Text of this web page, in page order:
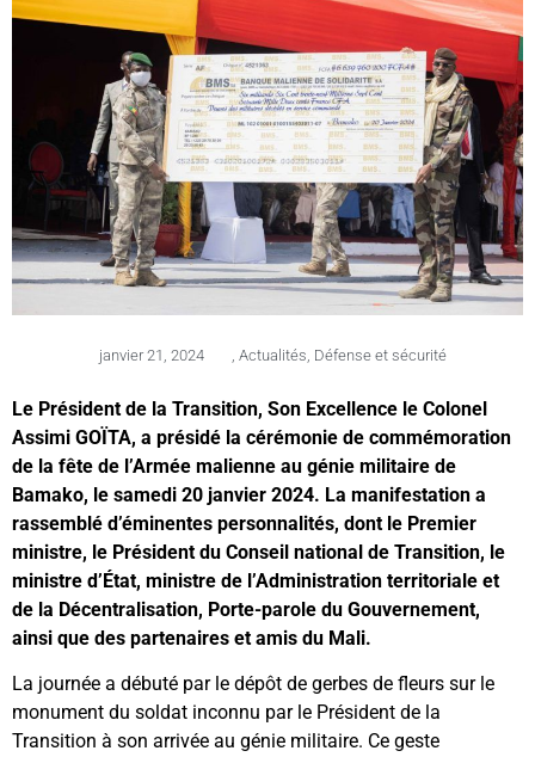
janvier 21, 2024 Actualités Défense et sécurité
Le Président de la Transition, Son Excellence le Colonel
Assimi GOÏTA, a présidé la cérémonie de commémoration
de la fête de l’Armée malienne au génie militaire de
Bamako, le samedi 20 janvier 2024. La manifestation a
rassemblé d’éminentes personnalités, dont le Premier
ministre, le Président du Conseil national de Transition, le
ministre d’État, ministre de l’Administration territoriale et
de la Décentralisation, Porte-parole du Gouvernement,
ainsi que des partenaires et amis du Mali.
La journée a débuté par le dépôt de gerbes de fleurs sur le
monument du soldat inconnu par le Président de la
Transition à son arrivée au génie militaire. Ce geste